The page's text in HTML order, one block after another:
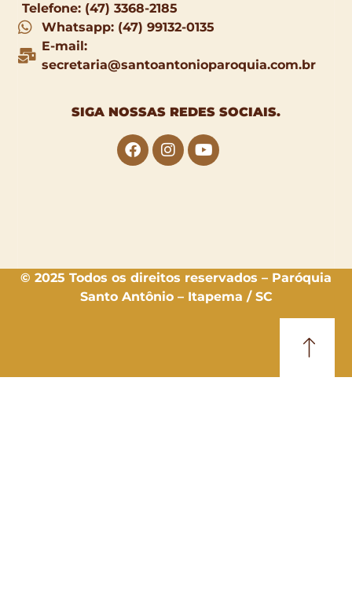
Telefone: (47) 3368-2185
Whatsapp: (47) 99132-0135
E-mail:
secretaria@santoantonioparoquia.com.br
SIGA NOSSAS REDES SOCIAIS.
© 2025 Todos os direitos reservados – Paróquia
Santo Antônio – Itapema / SC